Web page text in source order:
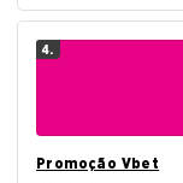
4.
Promoção Vbet